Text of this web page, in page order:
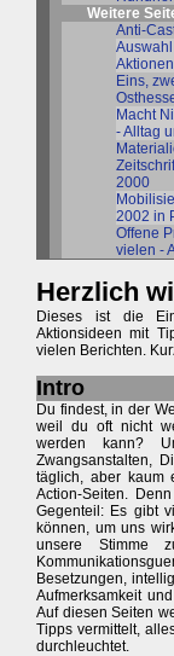
Weitere
Anti-
Eins,
Macht
- Alltag
2000
2002 in
Offene
vielen -
Herzlich
Dieses ist die
Aktionsideen mit
vielen Berichten.
Intro
Du findest, in der
weil du oft nicht
werden kann?
Zwangsanstalten,
täglich, aber kaum
Action-Seiten.
Gegenteil: Es gibt
können, um uns
unsere Stimme
Besetzungen,
Aufmerksamkeit
Auf diesen Seiten
Tipps vermittelt,
durchleuchtet.